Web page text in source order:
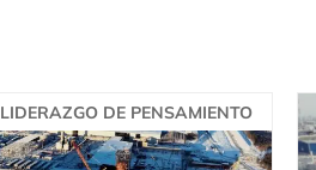
LIDERAZGO DE PENSAMIENTO